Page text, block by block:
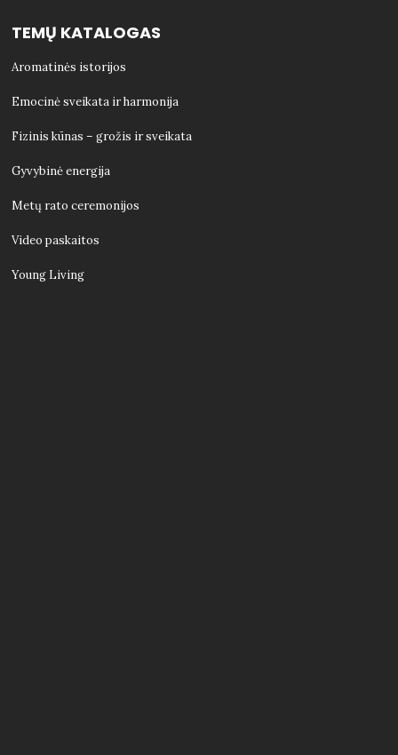
TEMŲ KATALOGAS
Aromatinės istorijos
Emocinė sveikata ir harmonija
Fizinis kūnas – grožis ir sveikata
Gyvybinė energija
Metų rato ceremonijos
Video paskaitos
Young Living